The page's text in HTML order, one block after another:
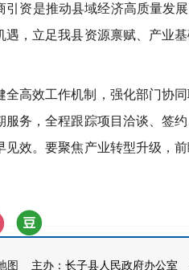
引资是推动县域经济高质量发
遇，立足我县资源禀赋、产业
全高效工作机制，强化部门协
服务，全程跟踪项目洽谈、签
见效。要聚焦产业转型升级，
图 主办：长子县人民政府办公室